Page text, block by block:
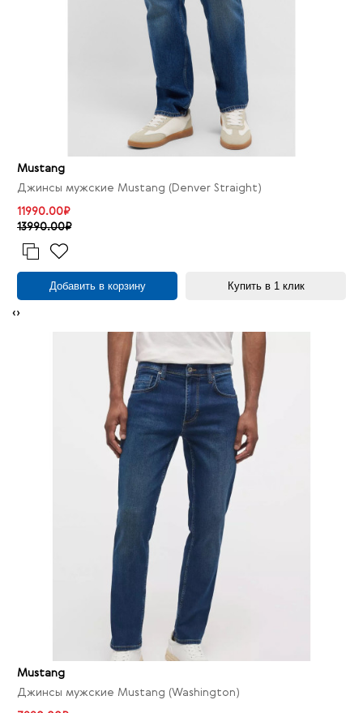
Mustang
Джинсы мужские Mustang (Denver Straight)
11990.00₽
13990.00₽
Добавить в корзину Купить в 1 клик
‹›
Mustang
Джинсы мужские Mustang (Washington)